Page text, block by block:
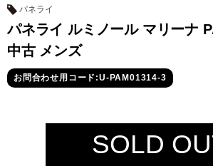
コンスタンタン
パネライ
パネライ ルミノール マリーナ
中古 メンズ
お問合わせ用コード:U-PAM01314-3
SOLD